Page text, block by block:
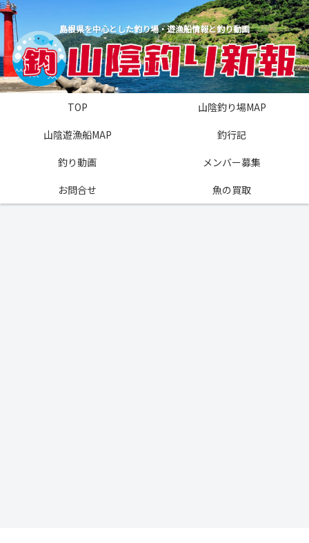
島根県を中心とした釣り場・遊漁船情報と釣り動画
TOP
山陰釣り場MAP
山陰遊漁船MAP
釣行記
釣り動画
メンバー募集
お問合せ
魚の買取